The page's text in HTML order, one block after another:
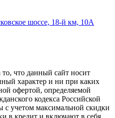
шоссе, 18-й км, 10А
что данный сайт носит
характер и ни при каких
офертой, определяемой
кодекса Российской
учетом максимальной скидки